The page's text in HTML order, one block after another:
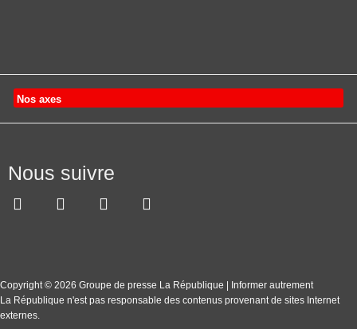
Nos axes
Nous suivre
Copyright © 2026 Groupe de presse La République | Informer autrement
La République n'est pas responsable des contenus provenant de sites Internet
externes.